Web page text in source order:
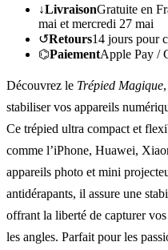
↓LivraisonGratuite en
mai et mercredi 27 mai
↺Retours14 jours pour
⌬PaiementApple Pay /
Découvrez le Trépied Magique
stabiliser vos appareils
Ce trépied ultra compact et
comme l’iPhone, Huawei,
appareils photo et mini
antidérapants, il assure une
offrant la liberté de capturer
les angles. Parfait pour les